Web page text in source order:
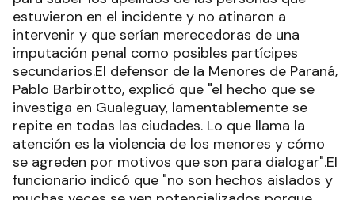
estuvieron en el incidente y no atinaron a
intervenir y que serían merecedoras de una
imputación penal como posibles partícipes
secundarios.El defensor de la Menores de Paraná,
Pablo Barbirotto, explicó que "el hecho que se
investiga en Gualeguay, lamentablemente se
repite en todas las ciudades. Lo que llama la
atención es la violencia de los menores y cómo
se agreden por motivos que son para dialogar".El
funcionario indicó que "no son hechos aislados y